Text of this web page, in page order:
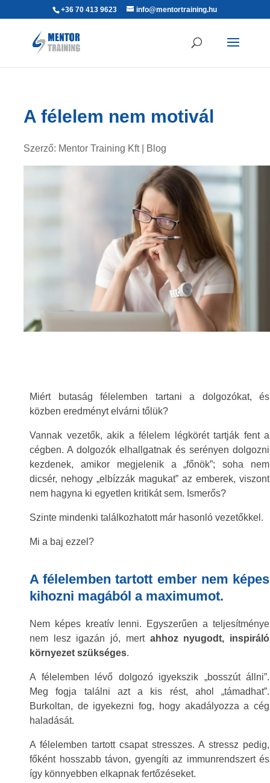
+36 70 413 9623 info@mentortraining.hu
A félelem nem motivál
Szerző: Mentor Training Kft| Blog
Miért butaság félelemben tartani a dolgozókat, és
közben eredményt elvárni tőlük?
Vannak vezetők, akik a félelem légkörét tartják fent a
cégben. A dolgozók elhallgatnak és serényen dolgozni
kezdenek, amikor megjelenik a „főnök”; soha nem
dicsér, nehogy „elbízzák magukat” az emberek, viszont
nem hagyna ki egyetlen kritikát sem. Ismerős?
Szinte mindenki találkozhatott már hasonló vezetőkkel.
Mi a baj ezzel?
A félelemben tartott ember nem képes
kihozni magából a maximumot.
Nem képes kreatív lenni. Egyszerűen a teljesítménye
nem lesz igazán jó, mert ahhoz nyugodt, inspiráló
környezet szükséges.
A félelemben lévő dolgozó igyekszik „bosszút állni”.
Meg fogja találni azt a kis rést, ahol „támadhat”.
Burkoltan, de igyekezni fog, hogy akadályozza a cég
haladását.
A félelemben tartott csapat stresszes. A stressz pedig,
főként hosszabb távon, gyengíti az immunrendszert és
így könnyebben elkapnak fertőzéseket.